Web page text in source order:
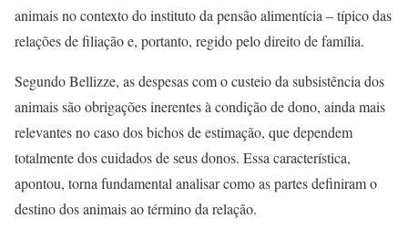
animais no contexto do instituto da pensão alimentícia – típico das
relações de filiação e, portanto, regido pelo direito de família.
Segundo Bellizze, as despesas com o custeio da subsistência dos
animais são obrigações inerentes à condição de dono, ainda mais
relevantes no caso dos bichos de estimação, que dependem
totalmente dos cuidados de seus donos. Essa característica,
apontou, torna fundamental analisar como as partes definiram o
destino dos animais ao término da relação.